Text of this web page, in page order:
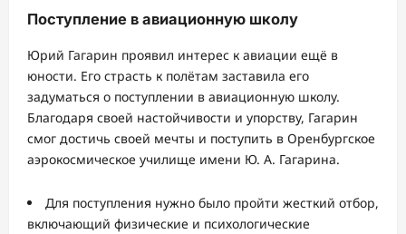
Поступление в авиационную школу
Юрий Гагарин проявил интерес к авиации ещё в
юности. Его страсть к полётам заставила его
задуматься о поступлении в авиационную школу.
Благодаря своей настойчивости и упорству, Гагарин
смог достичь своей мечты и поступить в Оренбургское
аэрокосмическое училище имени Ю. А. Гагарина.
Для поступления нужно было пройти жесткий отбор,
включающий физические и психологические